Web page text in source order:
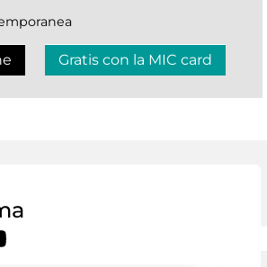
Gratis con la MIC card